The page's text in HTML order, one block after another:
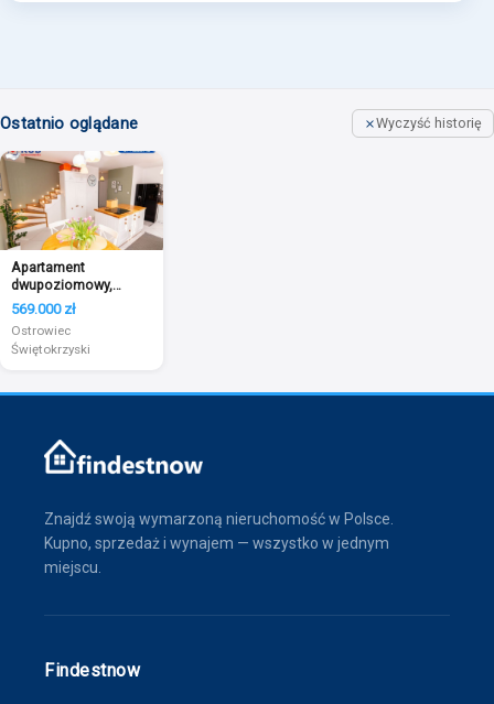
Ostatnio oglądane Wyczyść historię
Apartament
dwupoziomowy,
Ostrowiec Św - 78m2
569.000 zł
Ostrowiec
Świętokrzyski
Znajdź swoją wymarzoną nieruchomość w Polsce.
Kupno, sprzedaż i wynajem — wszystko w jednym
miejscu.
Findestnow